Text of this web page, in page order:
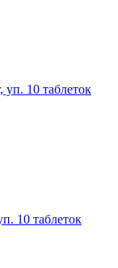
уп. 10 таблеток
10 таблеток